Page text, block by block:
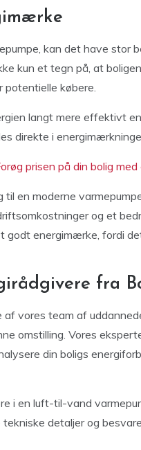
kan det have stor
kun et tegn på, at
købere.
langt mere effektivt
direkte i
prisen på din bolig
til en moderne
og et
godt energimærke, fordi
fra
af vores team af
omstilling. Vores
din boligs
i en luft-til-vand
detaljer og